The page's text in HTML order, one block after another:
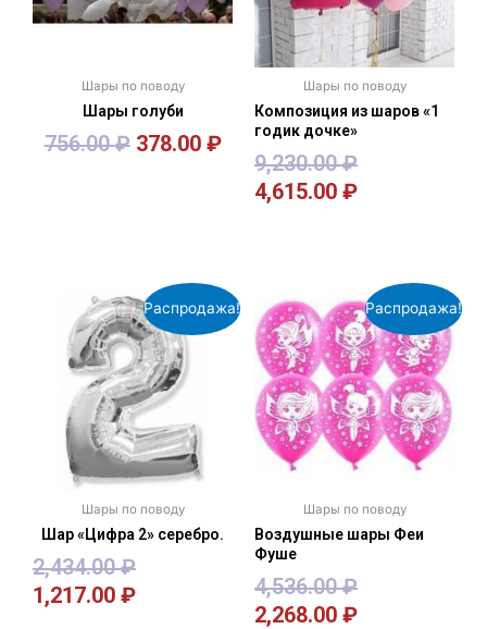
Шары по поводу
Шары голуби
756.00₽ 378.00 ₽
Шары по поводу
Композиция из шаров «1
годик дочке»
9,230.00₽
4,615.00 ₽
Распродажа!
Шары по поводу
Шар «Цифра 2» серебро.
2,434.00₽
1,217.00 ₽
Распродажа!
Шары по поводу
Воздушные шары Феи
Фуше
4,536.00₽
2,268.00 ₽